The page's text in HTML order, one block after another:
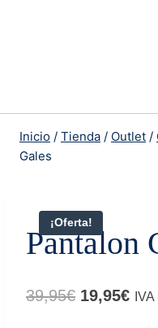
Inicio / Tienda / Outlet /
Gales
¡Oferta!
Pantalon
39,95€ El
19,95€El